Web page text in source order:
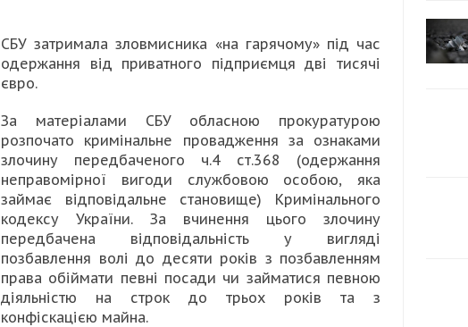
СБУ затримала зловмисника «на гарячому» під час
одержання від приватного підприємця дві тисячі
євро.
За матеріалами СБУ обласною прокуратурою
розпочато кримінальне провадження за ознаками
злочину передбаченого ч.4 ст.368 (одержання
неправомірної вигоди службовою особою, яка
займає відповідальне становище) Кримінального
кодексу України. За вчинення цього злочину
передбачена відповідальність у вигляді
позбавлення волі до десяти років з позбавленням
права обіймати певні посади чи займатися певною
діяльністю на строк до трьох років та з
конфіскацією майна.